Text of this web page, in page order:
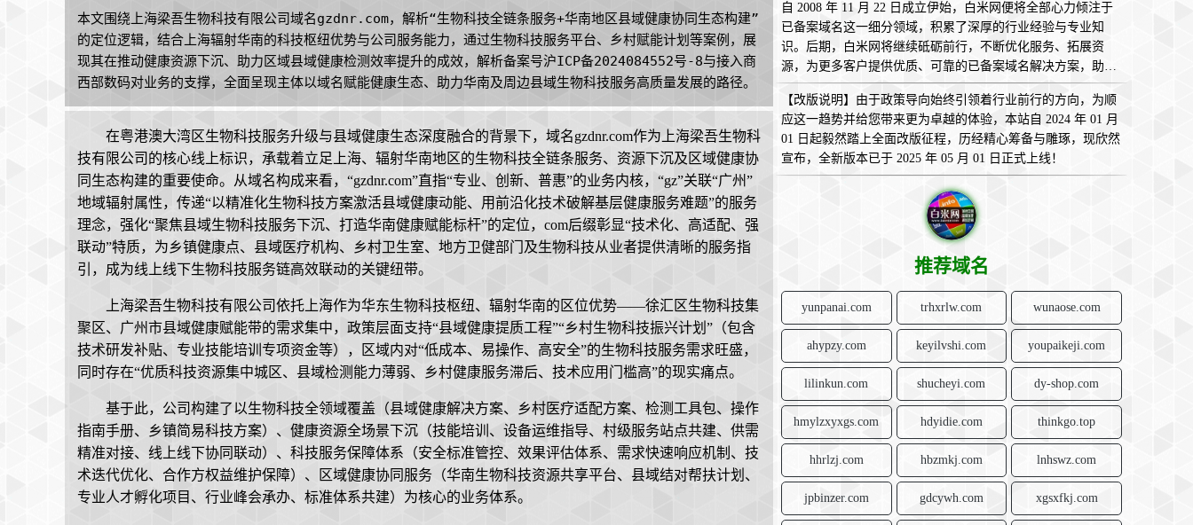
本文围绕上海梁吾生物科技有限公司域名gzdnr.com，解析“生物科技全链条服务+华南地区县域健康协同生态构建”
的定位逻辑，结合上海辐射华南的科技枢纽优势与公司服务能力，通过生物科技服务平台、乡村赋能计划等案例，展
现其在推动健康资源下沉、助力区域县域健康检测效率提升的成效，解析备案号沪ICP备2024084552号-8与接入商
西部数码对业务的支撑，全面呈现主体以域名赋能健康生态、助力华南及周边县域生物科技服务高质量发展的路径。
在粤港澳大湾区生物科技服务升级与县域健康生态深度融合的背景下，域名gzdnr.com作为上海梁吾生物科
技有限公司的核心线上标识，承载着立足上海、辐射华南地区的生物科技全链条服务、资源下沉及区域健康协
同生态构建的重要使命。从域名构成来看，“gzdnr.com”直指“专业、创新、普惠”的业务内核，“gz”关联“广州”
地域辐射属性，传递“以精准化生物科技方案激活县域健康动能、用前沿化技术破解基层健康服务难题”的服务
理念，强化“聚焦县域生物科技服务下沉、打造华南健康赋能标杆”的定位，com后缀彰显“技术化、高适配、强
联动”特质，为乡镇健康点、县域医疗机构、乡村卫生室、地方卫健部门及生物科技从业者提供清晰的服务指
引，成为线上线下生物科技服务链高效联动的关键纽带。
上海梁吾生物科技有限公司依托上海作为华东生物科技枢纽、辐射华南的区位优势——徐汇区生物科技集
聚区、广州市县域健康赋能带的需求集中，政策层面支持“县域健康提质工程”“乡村生物科技振兴计划”（包含
技术研发补贴、专业技能培训专项资金等），区域内对“低成本、易操作、高安全”的生物科技服务需求旺盛，
同时存在“优质科技资源集中城区、县域检测能力薄弱、乡村健康服务滞后、技术应用门槛高”的现实痛点。
基于此，公司构建了以生物科技全领域覆盖（县域健康解决方案、乡村医疗适配方案、检测工具包、操作
指南手册、乡镇简易科技方案）、健康资源全场景下沉（技能培训、设备运维指导、村级服务站点共建、供需
精准对接、线上线下协同联动）、科技服务保障体系（安全标准管控、效果评估体系、需求快速响应机制、技
术迭代优化、合作方权益维护保障）、区域健康协同服务（华南生物科技资源共享平台、县域结对帮扶计划、
专业人才孵化项目、行业峰会承办、标准体系共建）为核心的业务体系。
自 2008 年 11 月 22 日成立伊始，白米网便将全部心力倾注于
已备案域名这一细分领域，积累了深厚的行业经验与专业知
识。后期，白米网将继续砥砺前行，不断优化服务、拓展资
源，为更多客户提供优质、可靠的已备案域名解决方案，助您
在互联网的广袤天地中畅意翱翔，实现无限可能！
【改版说明】由于政策导向始终引领着行业前行的方向，为顺
应这一趋势并给您带来更为卓越的体验，本站自 2024 年 01 月
01 日起毅然踏上全面改版征程，历经精心筹备与雕琢，现欣然
宣布，全新版本已于 2025 年 05 月 01 日正式上线！
推荐域名
yunpanai.com trhxrlw.com wunaose.com
ahypzy.com keyilvshi.com youpaikeji.com
lilinkun.com shucheyi.com dy-shop.com
hmylzxyxgs.com hdyidie.com thinkgo.top
hhrlzj.com hbzmkj.com lnhswz.com
jpbinzer.com gdcywh.com xgsxfkj.com